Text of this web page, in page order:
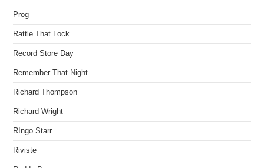
Prog
Rattle That Lock
Record Store Day
Remember That Night
Richard Thompson
Richard Wright
RIngo Starr
Riviste